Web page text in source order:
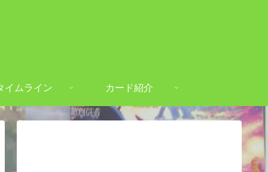
イムライン カード紹介